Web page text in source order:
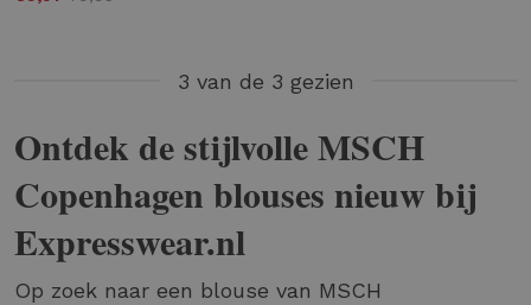
3 van de 3 gezien
Ontdek de stijlvolle MSCH
Copenhagen blouses nieuw bij
Expresswear.nl
Op zoek naar een blouse van MSCH